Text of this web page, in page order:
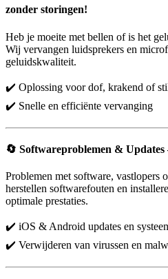
zonder storingen!
Heb je moeite met bellen of is het
Wij vervangen luidsprekers en
geluidskwaliteit.
✔️ Oplossing voor dof, krakend of
✔️ Snelle en efficiënte vervanging
🔄 Softwareproblemen & Updates
Problemen met software, vastlopers
herstellen softwarefouten en
optimale prestaties.
✔️ iOS & Android updates en
✔️ Verwijderen van virussen en